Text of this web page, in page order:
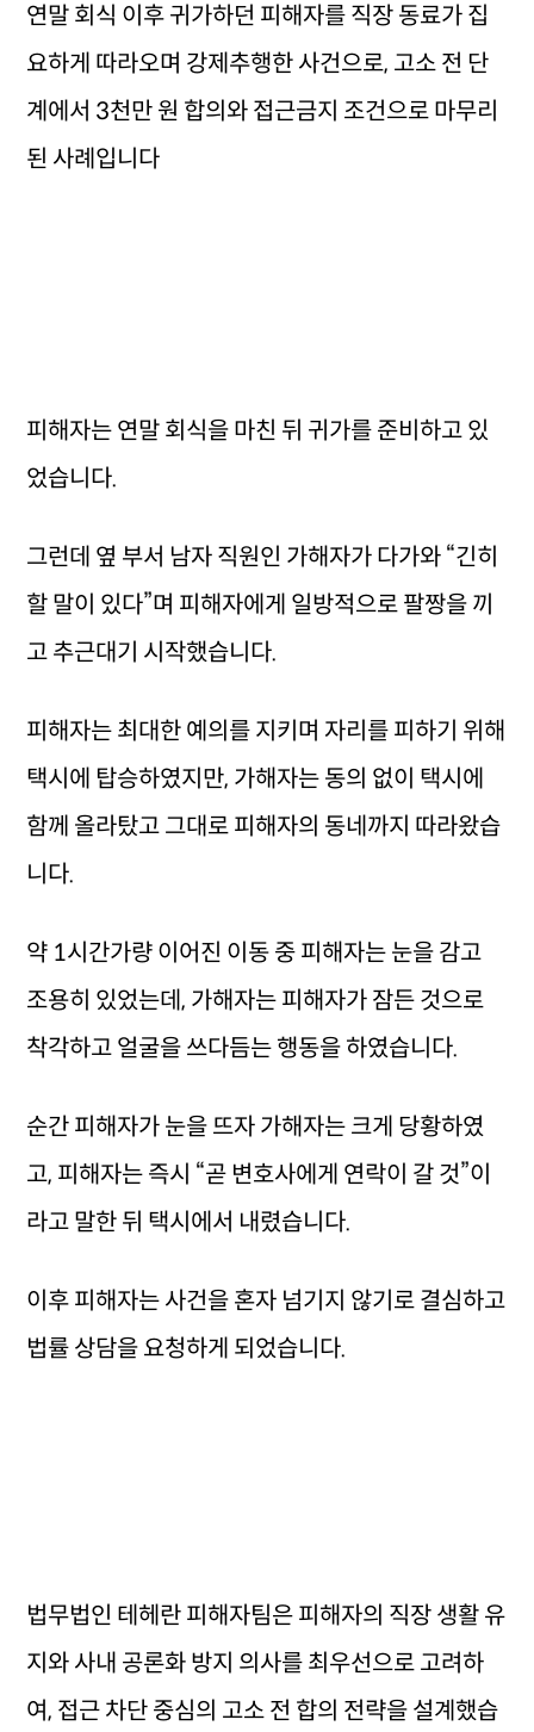
연말 회식 이후 귀가하던 피해자를 직장 동료가 집
요하게 따라오며 강제추행한 사건으로, 고소 전 단
계에서 3천만 원 합의와 접근금지 조건으로 마무리
된 사례입니다
피해자는 연말 회식을 마친 뒤 귀가를 준비하고 있
었습니다.
그런데 옆 부서 남자 직원인 가해자가 다가와 “긴히
할 말이 있다”며 피해자에게 일방적으로 팔짱을 끼
고 추근대기 시작했습니다.
피해자는 최대한 예의를 지키며 자리를 피하기 위해
택시에 탑승하였지만, 가해자는 동의 없이 택시에
함께 올라탔고 그대로 피해자의 동네까지 따라왔습
니다.
약 1시간가량 이어진 이동 중 피해자는 눈을 감고
조용히 있었는데, 가해자는 피해자가 잠든 것으로
착각하고 얼굴을 쓰다듬는 행동을 하였습니다.
순간 피해자가 눈을 뜨자 가해자는 크게 당황하였
고, 피해자는 즉시 “곧 변호사에게 연락이 갈 것”이
라고 말한 뒤 택시에서 내렸습니다.
이후 피해자는 사건을 혼자 넘기지 않기로 결심하고
법률 상담을 요청하게 되었습니다.
법무법인 테헤란 피해자팀은 피해자의 직장 생활 유
지와 사내 공론화 방지 의사를 최우선으로 고려하
여, 접근 차단 중심의 고소 전 합의 전략을 설계했습